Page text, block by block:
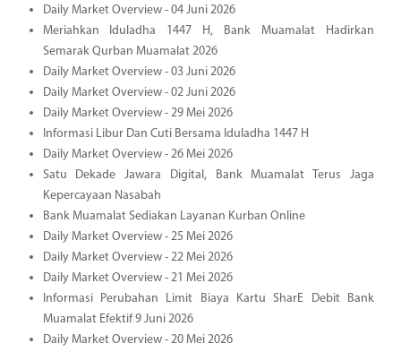
Daily Market Overview - 04 Juni 2026
Meriahkan Iduladha 1447 H, Bank Muamalat Hadirkan
Semarak Qurban Muamalat 2026
Daily Market Overview - 03 Juni 2026
Daily Market Overview - 02 Juni 2026
Daily Market Overview - 29 Mei 2026
Informasi Libur Dan Cuti Bersama Iduladha 1447 H
Daily Market Overview - 26 Mei 2026
Satu Dekade Jawara Digital, Bank Muamalat Terus Jaga
Kepercayaan Nasabah
Bank Muamalat Sediakan Layanan Kurban Online
Daily Market Overview - 25 Mei 2026
Daily Market Overview - 22 Mei 2026
Daily Market Overview - 21 Mei 2026
Informasi Perubahan Limit Biaya Kartu SharE Debit Bank
Muamalat Efektif 9 Juni 2026
Daily Market Overview - 20 Mei 2026